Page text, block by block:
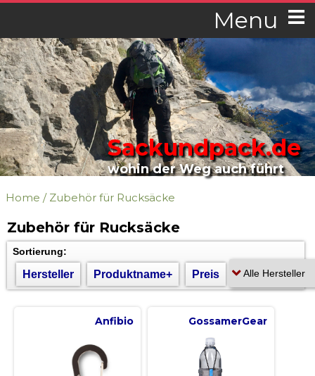
Menu
Sackundpack.de
wohin der Weg auch führt
Home / Zubehör für Rucksäcke
Zubehör für Rucksäcke
Sortierung:
Hersteller Produktname+ Preis
Anfibio GossamerGear